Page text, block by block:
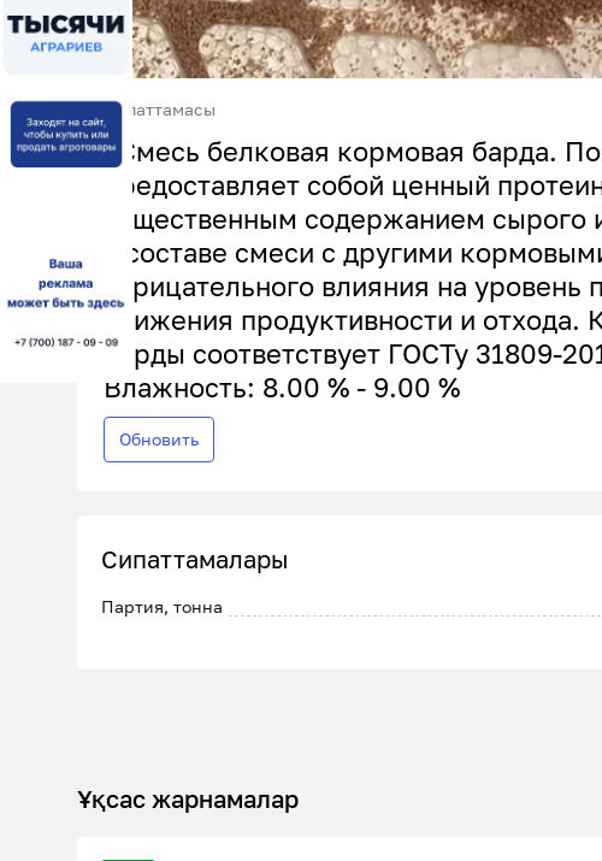
Сипаттамасы
«Смесь белковая кормовая барда.
предоставляет собой ценный
существенным содержанием сырого
в составе смеси с другими
отрицательного влияния на
снижения продуктивности и отхода.
барды соответствует ГОСТу 31809-
Влажность: 8.00 % - 9.00 %
Обновить
Сипаттамалары
Партия, тонна
Ұқсас жарнамалар